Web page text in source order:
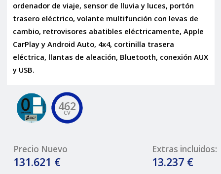
ordenador de viaje, sensor de lluvia y luces, portón
trasero eléctrico, volante multifunción con levas de
cambio, retrovisores abatibles eléctricamente, Apple
CarPlay y Android Auto, 4x4, cortinilla trasera
eléctrica, llantas de aleación, Bluetooth, conexión AUX
y USB.
462
CV
Precio Nuevo
131.621 €
Extras incluidos:
13.237 €